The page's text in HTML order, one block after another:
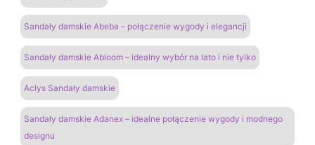
Sandały damskie Abeba – połączenie wygody i elegancji
Sandały damskie Abloom – idealny wybór na lato i nie tylko
Aclys Sandały damskie
Sandały damskie Adanex – idealne połączenie wygody i modnego
designu